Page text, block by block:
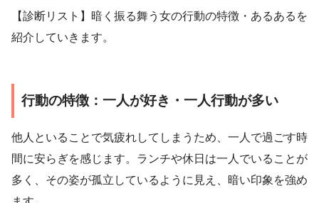
【診断リスト】暗く振る舞う女の行動の特徴・あるあるを
紹介していきます。
行動の特徴：一人が好き・一人行動が多い
他人といることで気疲れしてしまうため、一人で過ごす時
間に安らぎを感じます。ランチや休日は一人でいることが
多く、その姿が孤立しているように見え、暗い印象を強め